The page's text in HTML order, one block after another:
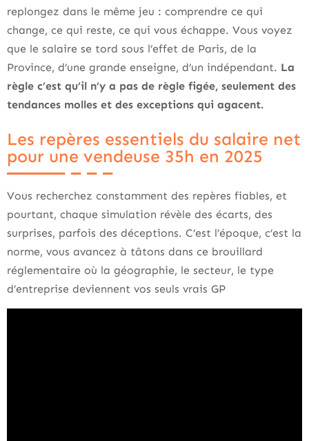
replongez dans le même jeu : comprendre ce qui
change, ce qui reste, ce qui vous échappe. Vous voyez
que le salaire se tord sous l’effet de Paris, de la
Province, d’une grande enseigne, d’un indépendant. La
règle c’est qu’il n’y a pas de règle figée, seulement des
tendances molles et des exceptions qui agacent.
Les repères essentiels du salaire net
pour une vendeuse 35h en 2025
Vous recherchez constamment des repères fiables, et
pourtant, chaque simulation révèle des écarts, des
surprises, parfois des déceptions. C’est l’époque, c’est la
norme, vous avancez à tâtons dans ce brouillard
réglementaire où la géographie, le secteur, le type
d’entreprise deviennent vos seuls vrais GP